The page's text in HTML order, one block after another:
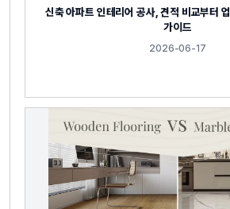
신축 아파트 인테리어 공사, 견적 비교부터
가이드
2026-06-17